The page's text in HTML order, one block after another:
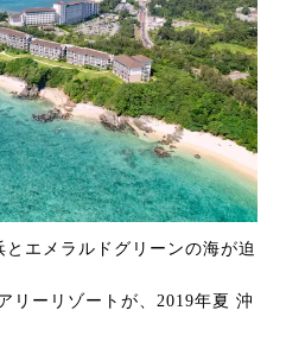
エメラルドグリーンの海が迫
リーリゾートが、2019年夏 沖